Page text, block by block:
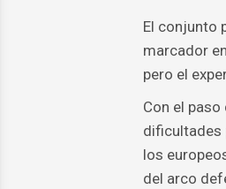
El conjunto
marcador
pero el
Con el
dificultades
los
del arco